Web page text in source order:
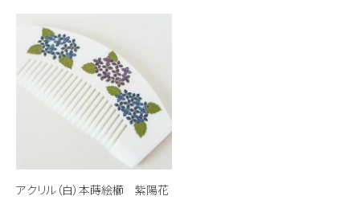
アクリル（白）本蒔絵櫛 紫陽花